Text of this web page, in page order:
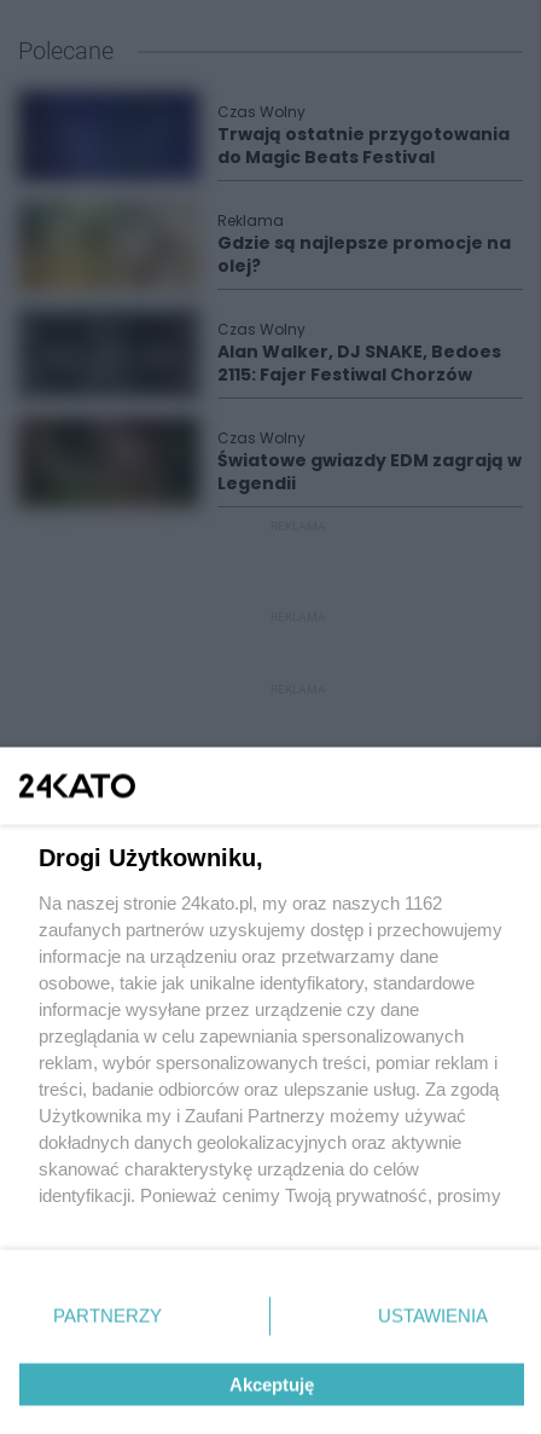
Polecane
Czas Wolny
Trwają ostatnie przygotowania
do Magic Beats Festival
Reklama
Gdzie są najlepsze promocje na
olej?
Czas Wolny
Alan Walker, DJ SNAKE, Bedoes
2115: Fajer Festiwal Chorzów
Czas Wolny
Światowe gwiazdy EDM zagrają w
Legendii
Wydawca mediów lokalnych
Nie zapomnij
zapoznać się z:
polityką prywatności regulamin korzystania z portali
Twojemiasto
Piekary Śląskie
Chorzów
Tarnowskie Góry
Gliwice
Skontakuj sięz nami
Kontakt
Wydawca
Redakcja
Drogi Użytkowniku,
Na naszej stronie 24kato.pl, my oraz naszych 1162
zaufanych partnerów uzyskujemy dostęp i przechowujemy
informacje na urządzeniu oraz przetwarzamy dane
osobowe, takie jak unikalne identyfikatory, standardowe
informacje wysyłane przez urządzenie czy dane
przeglądania w celu zapewniania spersonalizowanych
reklam, wybór spersonalizowanych treści, pomiar reklam i
treści, badanie odbiorców oraz ulepszanie usług. Za zgodą
Użytkownika my i Zaufani Partnerzy możemy używać
dokładnych danych geolokalizacyjnych oraz aktywnie
skanować charakterystykę urządzenia do celów
identyfikacji. Ponieważ cenimy Twoją prywatność, prosimy
prywatności znajdujący się w lewym dolnym rogu strony
. Niektóre rodzaje przetwarzania danych nie wymagają
zgody użytkownika, ale masz prawo sprzeciwić się
takiemu przetwarzaniu. Preferencje będą miały
zastosowania tylko na tej witrynie.
PARTNERZY USTAWIENIA
Akceptuję